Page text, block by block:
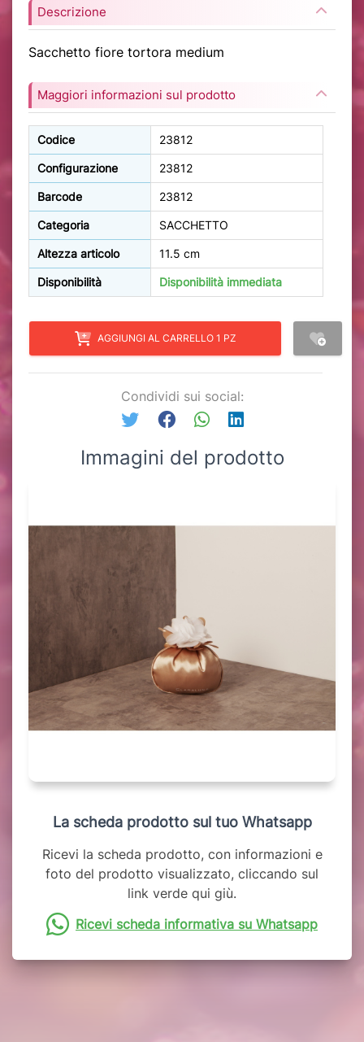
Descrizione
Sacchetto fiore tortora medium
Maggiori informazioni sul prodotto
Codice 23812
Configurazione 23812
Barcode 23812
Categoria SACCHETTO
Altezza articolo 11.5 cm
Disponibilità Disponibilità immediata
AGGIUNGI AL CARRELLO 1 PZ
Condividi sui social:
Immagini del prodotto
La scheda prodotto sul tuo Whatsapp
Ricevi la scheda prodotto, con informazioni e
foto del prodotto visualizzato, cliccando sul
link verde qui giù.
Ricevi scheda informativa su Whatsapp